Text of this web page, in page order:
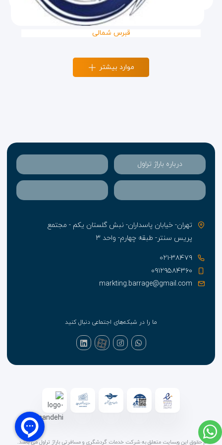
قبرس شمالی
موارد بیشتر
درباره باراژ تراول
تهران- خیابان پاسداران- نبش گلستان یکم - مجتمع
پریس سنتر- طبقه چهارم- واحد ۳
۰۲۱-۳۸۴۷۹
۰۹۱۲۹۵۸۴۳۶۰
markting.barrage@gmail.com
ما را در شبکه‌های اجتماعی دنبال کنید
تمام حقوق این وبسایت متعلق به شرکت خدمات گردشگری و مسافرتی باراژ تراول می باشد.